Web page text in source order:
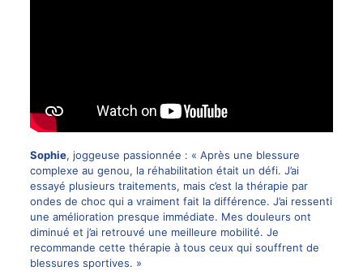
Sophie, joggeuse passionnée : « Après une blessure
complexe au genou, la réhabilitation était un défi. J’ai
essayé plusieurs traitements, mais c’est la thérapie par
ondes de choc qui a vraiment fait la différence. J’ai ressenti
une amélioration presque immédiate. Mes douleurs ont
diminué et j’ai retrouvé une meilleure mobilité. Je
recommande cette thérapie à tous ceux qui souffrent de
blessures sportives. »